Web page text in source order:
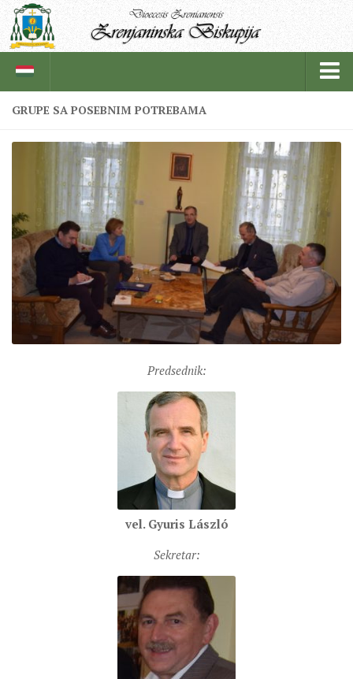
BISKUPSKI ORDINARIJAT
ISTORIJAT
CRKVENE INSTITUCIJE
SVEŠTENICI
REDOVNICI
IN MEMORIAM
ŽUPE
SINODSKI URED
KOORDINACIONA GRUPA
RADNE GRUPE SINODE
SINODSKI VESNIK
GRUPE SA POSEBNIM POTREBAMA
Predsednik:
vel. Gyuris László
Sekretar: